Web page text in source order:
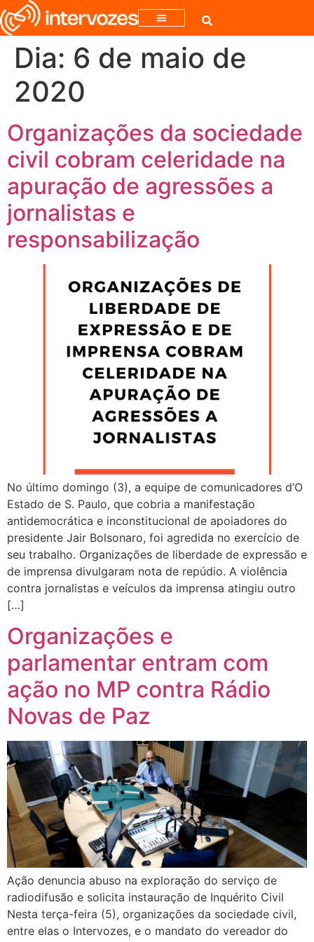
Dia: 6 de maio de
2020
Organizações da sociedade
civil cobram celeridade na
apuração de agressões a
jornalistas e
responsabilização
No último domingo (3), a equipe de comunicadores d’O
Estado de S. Paulo, que cobria a manifestação
antidemocrática e inconstitucional de apoiadores do
presidente Jair Bolsonaro, foi agredida no exercício de
seu trabalho. Organizações de liberdade de expressão e
de imprensa divulgaram nota de repúdio. A violência
contra jornalistas e veículos da imprensa atingiu outro
[…]
Organizações e
parlamentar entram com
ação no MP contra Rádio
Novas de Paz
Ação denuncia abuso na exploração do serviço de
radiodifusão e solicita instauração de Inquérito Civil
Nesta terça-feira (5), organizações da sociedade civil,
entre elas o Intervozes, e o mandato do vereador do